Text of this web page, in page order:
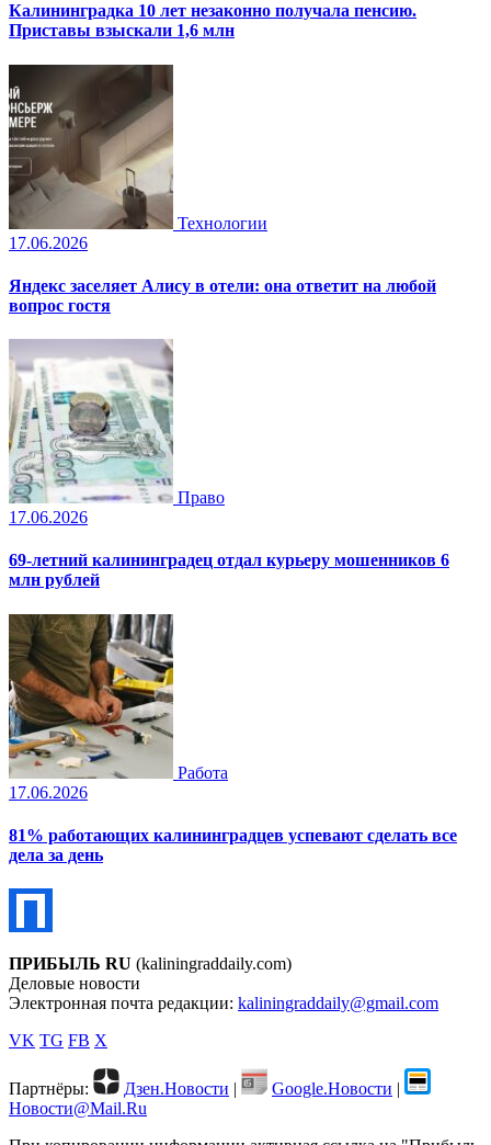
Калининградка 10 лет незаконно получала пенсию.
Приставы взыскали 1,6 млн
Технологии
17.06.2026
Яндекс заселяет Алису в отели: она ответит на любой
вопрос гостя
Право
17.06.2026
69-летний калининградец отдал курьеру мошенников 6
млн рублей
Работа
17.06.2026
81% работающих калининградцев успевают сделать все
дела за день
ПРИБЫЛЬ RU (kaliningraddaily.com)
Деловые новости
Электронная почта редакции: kaliningraddaily@gmail.com
VK TG FB X
Партнёры: Дзен.Новости | Google.Новости |
Новости@Mail.Ru